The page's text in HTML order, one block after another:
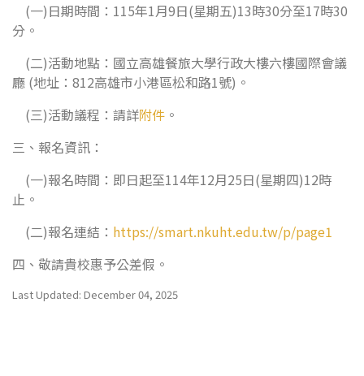
(一)日期時間：115年1月9日(星期五)13時30分至17時30
分。
(二)活動地點：國立高雄餐旅大學行政大樓六樓國際會議
廳 (地址：812高雄市小港區松和路1號)。
(三)活動議程：請詳附件 。
三、報名資訊：
(一)報名時間：即日起至114年12月25日(星期四)12時
止。
(二)報名連結： https://smart.nkuht.edu.tw/p/page1
四、敬請貴校惠予公差假。
Last Updated: December 04, 2025